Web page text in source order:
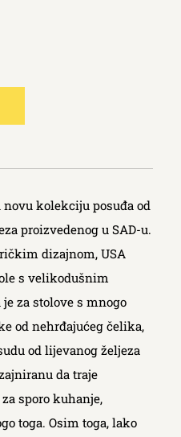
novu kolekciju posuđa od
proizvedenog u SAD-u.
dizajnom, USA
s velikodušnim
za stolove s mnogo
od nehrđajućeg čelika,
od lijevanog željeza
da traje
sporo kuhanje,
toga. Osim toga, lako